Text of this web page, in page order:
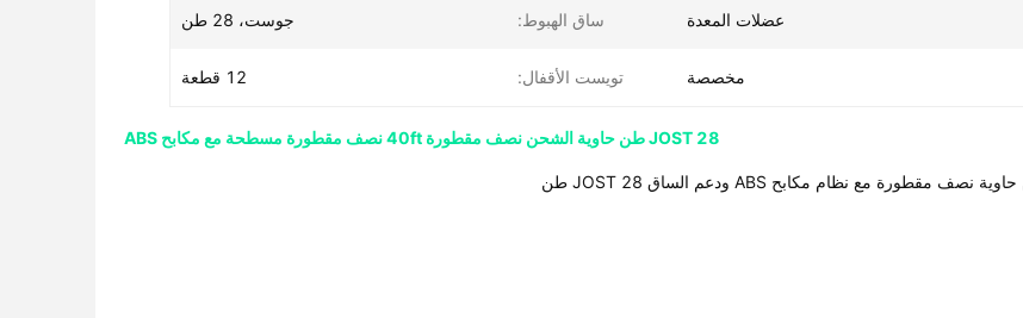
عضلات المعدة ساق الهبوط: جوست، 28 طن
مخصصة تويست الأقفال: 12 قطعة
JOST 28 طن حاوية الشحن نصف مقطورة 40ft نصف مقطورة مسطحة مع مكابح ABS